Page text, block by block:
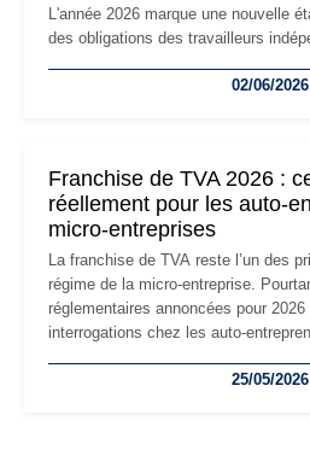
L'année 2026 marque une nouvelle
des obligations des travailleurs
les auto-entrepreneurs devront02/06/2026
Franchise de TVA 2026 :
réellement pour les auto-
micro-entreprises
La franchise de TVA reste l’un des
régime de la micro-entreprise.
réglementaires annoncées pour
interrogations chez les auto-
facturation ou risque de bascule vers
25/05/2026